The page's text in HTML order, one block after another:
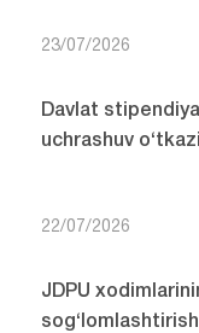
23/07/2026
Davlat
uchrashuv
22/07/2026
JDPU